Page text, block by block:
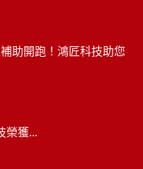
助開跑！鴻匠科技助您
榮獲...